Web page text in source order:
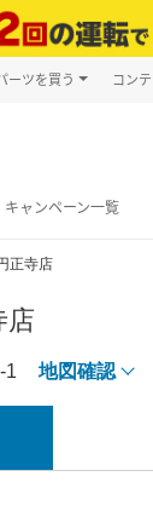
ーツを買う コン
キャンペーン一覧
正寺店
店
1 地図確認